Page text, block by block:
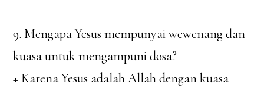
9. Mengapa Yesus mempunyai wewenang dan
kuasa untuk mengampuni dosa?
+ Karena Yesus adalah Allah dengan kuasa